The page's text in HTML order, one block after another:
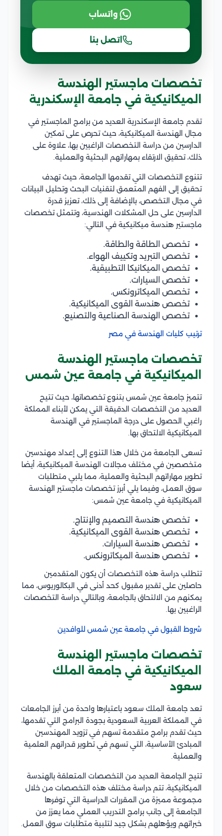
واتساب
اتصل بنا
تخصصات ماجستير الهندسة
الميكانيكية في جامعة الإسكندرية
تقدم جامعة الإسكندرية العديد من برامج الماجستير في
مجال الهندسة الميكانيكية، حيث تحرص على تمكين
الدارسين من دراسة التخصصات الراغبين بها، علاوة على
ذلك، تحقيق الارتقاء بمهاراتهم البحثية والعملية.
تتنوع التخصصات التي تقدمها الجامعة، حيث تهدف
تحقيق إلى الفهم المتعمق لتقنيات البحث وتحليل البيانات
في مجال التخصص، بالإضافة إلى ذلك، تعزيز قدرة
الدارسين على حل المشكلات الهندسية، وتتمثل تخصصات
ماجستير هندسة ميكانيكية في التالي:
تخصص الطاقة والطاقة.
تخصص التبريد وتكييف الهواء.
تخصص الميكانيكا التطبيقية.
تخصص السيارات.
تخصص الميكاترونكس.
تخصص هندسة القوى الميكانيكية.
تخصص الهندسة الصناعية والتصنيع.
ترتيب كليات الهندسة في مصر
تخصصات ماجستير الهندسة
الميكانيكية في جامعة عين شمس
تتميز جامعة عين شمس بتنوع تخصصاتها، حيث تتيح
العديد من التخصصات الدقيقة التي يمكن لأبناء المملكة
راغبي الحصول على درجة الماجستير في الهندسة
الميكانيكية الالتحاق بها.
تسعى الجامعة من خلال هذا التنوع إلى إعداد مهندسين
متخصصين في مختلف مجالات الهندسة الميكانيكية، أيضا
تطوير مهاراتهم البحثية والعملية، مما يلبي متطلبات
سوق العمل، وفيما يلي أبرز تخصصات ماجستير الهندسة
الميكانيكية في جامعة عين شمس:
تخصص هندسة التصميم والإنتاج.
تخصص هندسة القوى الميكانيكية.
تخصص هندسة السيارات.
تخصص هندسة الميكاترونكس.
تتطلب دراسة هذه التخصصات أن يكون المتقدمين
حاصلين على تقدير مقبول كحد أدنى في البكالوريوس، مما
يمكنهم من الالتحاق بالجامعة، وبالتالي دراسة التخصصات
الراغبين بها.
شروط القبول في جامعة عين شمس للوافدين
تخصصات ماجستير الهندسة
الميكانيكية في جامعة الملك
سعود
تعد جامعة الملك سعود باعتبارها واحدة من أبرز الجامعات
في المملكة العربية السعودية بجودة البرامج التي تقدمها،
حيث تقدم برامج متقدمة تسهم في تزويد المهندسين
المبادئ الأساسية، التي تسهم في تطوير قدراتهم العلمية
والعملية.
تتيح الجامعة العديد من التخصصات المتعلقة بالهندسة
الميكانيكية، تتم دراسة مختلف هذه التخصصات من خلال
مجموعة مميزة من المقررات الدراسية التي توفرها
الجامعة إلى جانب برامج التدريب العملي مما يعزز من
خبراتهم ويؤهلهم بشكل جيد لتلبية متطلبات سوق العمل.